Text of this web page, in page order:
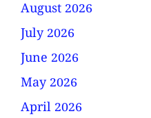
August 2026
July 2026
June 2026
May 2026
April 2026